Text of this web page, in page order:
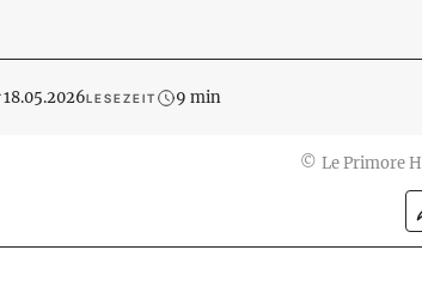
18.05.2026LESEZEIT 9 min
© Le Primore